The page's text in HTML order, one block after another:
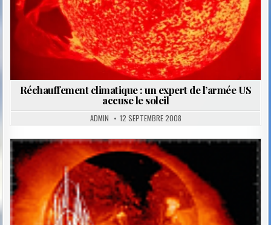
Réchauffement climatique : un expert de l’armée US
accuse le soleil
ADMIN 12 SEPTEMBRE 2008
in